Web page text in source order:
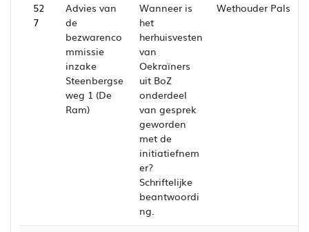
52
7
Advies van
de
bezwarenco
mmissie
inzake
Steenbergse
weg 1 (De
Ram)
Wanneer is
het
herhuisvesten
van
Oekraïners
uit BoZ
onderdeel
van gesprek
geworden
met de
initiatiefnem
er?
Schriftelijke
beantwoordi
ng.
Wethouder Pals